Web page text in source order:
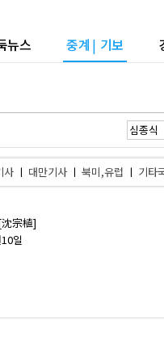
뉴스 중계 | 기보
사ㅣ 대만기사ㅣ 북미,유럽 ㅣ 기타
宗植]
일